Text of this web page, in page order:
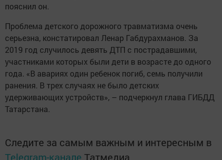
пояснил он.
Проблема детского дорожного травматизма очень
серьезна, констатировал Ленар Габдурахманов. За
2019 год случилось девять ДТП с пострадавшими,
участниками которых были дети в возрасте до одного
года. «В авариях один ребенок погиб, семь получили
ранения. В трех случаях не было детских
удерживающих устройств», – подчеркнул глава ГИБДД
Татарстана.
Следите за самым важным и интересным в
Telegram-канале Татмедиа